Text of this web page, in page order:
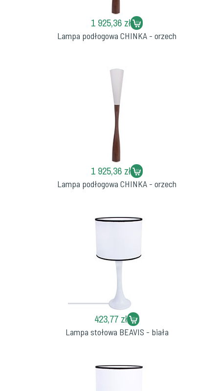
1 925,36 zł
Lampa podłogowa CHINKA - orzech
1 925,36 zł
Lampa podłogowa CHINKA - orzech
423,77 zł
Lampa stołowa BEAVIS - biała